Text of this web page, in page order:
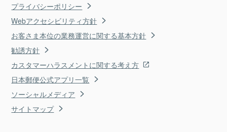
プライバシーポリシー
Webアクセシビリティ方針
お客さま本位の業務運営に関する基本方針
勧誘方針
カスタマーハラスメントに関する考え方
日本郵便公式アプリ一覧
ソーシャルメディア
サイトマップ